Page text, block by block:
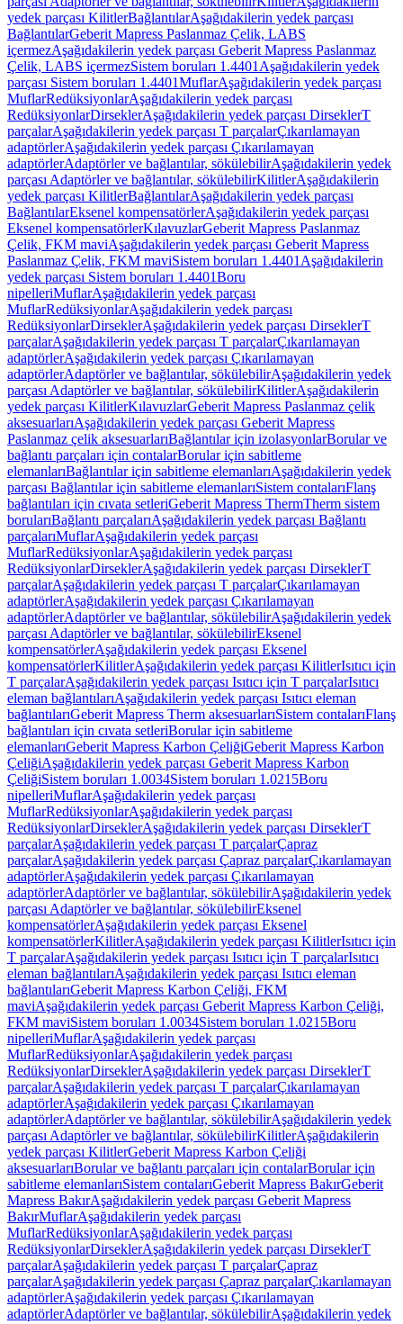
yedek parçası KilitlerBağlantılarAşağıdakilerin yedek parçası
BağlantılarGeberit Mapress Paslanmaz Çelik, LABS
içermezAşağıdakilerin yedek parçası Geberit Mapress Paslanmaz
Çelik, LABS içermezSistem boruları 1.4401 Aşağıdakilerin yedek
parçası Sistem boruları 1.4401MuflarAşağıdakilerin yedek parçası
MuflarRedüksiyonlarAşağıdakilerin yedek parçası
RedüksiyonlarDirseklerAşağıdakilerin yedek parçası DirseklerT
parçalarAşağıdakilerin yedek parçası T parçalarÇıkarılamayan
adaptörlerAşağıdakilerin yedek parçası Çıkarılamayan
adaptörlerAdaptörler ve bağlantılar, sökülebilirAşağıdakilerin yedek
parçası Adaptörler ve bağlantılar, sökülebilirKilitlerAşağıdakilerin
yedek parçası KilitlerBağlantılarAşağıdakilerin yedek parçası
BağlantılarEksenel kompensatörlerAşağıdakilerin yedek parçası
Eksenel kompensatörlerKılavuzlarGeberit Mapress Paslanmaz
Çelik, FKM maviAşağıdakilerin yedek parçası Geberit Mapress
Paslanmaz Çelik, FKM maviSistem boruları 1.4401 Aşağıdakilerin
yedek parçası Sistem boruları 1.4401Boru
nipelleriMuflarAşağıdakilerin yedek parçası
MuflarRedüksiyonlarAşağıdakilerin yedek parçası
RedüksiyonlarDirseklerAşağıdakilerin yedek parçası DirseklerT
parçalarAşağıdakilerin yedek parçası T parçalarÇıkarılamayan
adaptörlerAşağıdakilerin yedek parçası Çıkarılamayan
adaptörlerAdaptörler ve bağlantılar, sökülebilirAşağıdakilerin yedek
parçası Adaptörler ve bağlantılar, sökülebilirKilitlerAşağıdakilerin
yedek parçası KilitlerKılavuzlarGeberit Mapress Paslanmaz çelik
aksesuarlarıAşağıdakilerin yedek parçası Geberit Mapress
Paslanmaz çelik aksesuarlarıBağlantılar için izolasyonlarBorular ve
bağlantı parçaları için contalarBorular için sabitleme
elemanlarıBağlantılar için sabitleme elemanlarıAşağıdakilerin yedek
parçası Bağlantılar için sabitleme elemanlarıSistem contalarıFlanş
bağlantıları için cıvata setleriGeberit Mapress ThermTherm sistem
borularıBağlantı parçalarıAşağıdakilerin yedek parçası Bağlantı
parçalarıMuflarAşağıdakilerin yedek parçası
MuflarRedüksiyonlarAşağıdakilerin yedek parçası
RedüksiyonlarDirseklerAşağıdakilerin yedek parçası DirseklerT
parçalarAşağıdakilerin yedek parçası T parçalarÇıkarılamayan
adaptörlerAşağıdakilerin yedek parçası Çıkarılamayan
adaptörlerAdaptörler ve bağlantılar, sökülebilirAşağıdakilerin yedek
parçası Adaptörler ve bağlantılar, sökülebilirEksenel
kompensatörlerAşağıdakilerin yedek parçası Eksenel
kompensatörlerKilitlerAşağıdakilerin yedek parçası KilitlerIsıtıcı için
T parçalarAşağıdakilerin yedek parçası Isıtıcı için T parçalarIsıtıcı
eleman bağlantılarıAşağıdakilerin yedek parçası Isıtıcı eleman
bağlantılarıGeberit Mapress Therm aksesuarlarıSistem contalarıFlanş
bağlantıları için cıvata setleriBorular için sabitleme
elemanlarıGeberit Mapress Karbon ÇeliğiGeberit Mapress Karbon
ÇeliğiAşağıdakilerin yedek parçası Geberit Mapress Karbon
ÇeliğiSistem boruları 1.0034Sistem boruları 1.0215Boru
nipelleriMuflarAşağıdakilerin yedek parçası
MuflarRedüksiyonlarAşağıdakilerin yedek parçası
RedüksiyonlarDirseklerAşağıdakilerin yedek parçası DirseklerT
parçalarAşağıdakilerin yedek parçası T parçalarÇapraz
parçalarAşağıdakilerin yedek parçası Çapraz parçalarÇıkarılamayan
adaptörlerAşağıdakilerin yedek parçası Çıkarılamayan
adaptörlerAdaptörler ve bağlantılar, sökülebilirAşağıdakilerin yedek
parçası Adaptörler ve bağlantılar, sökülebilirEksenel
kompensatörlerAşağıdakilerin yedek parçası Eksenel
kompensatörlerKilitlerAşağıdakilerin yedek parçası KilitlerIsıtıcı için
T parçalarAşağıdakilerin yedek parçası Isıtıcı için T parçalarIsıtıcı
eleman bağlantılarıAşağıdakilerin yedek parçası Isıtıcı eleman
bağlantılarıGeberit Mapress Karbon Çeliği, FKM
maviAşağıdakilerin yedek parçası Geberit Mapress Karbon Çeliği,
FKM maviSistem boruları 1.0034Sistem boruları 1.0215Boru
nipelleriMuflarAşağıdakilerin yedek parçası
MuflarRedüksiyonlarAşağıdakilerin yedek parçası
RedüksiyonlarDirseklerAşağıdakilerin yedek parçası DirseklerT
parçalarAşağıdakilerin yedek parçası T parçalarÇıkarılamayan
adaptörlerAşağıdakilerin yedek parçası Çıkarılamayan
adaptörlerAdaptörler ve bağlantılar, sökülebilirAşağıdakilerin yedek
parçası Adaptörler ve bağlantılar, sökülebilirKilitlerAşağıdakilerin
yedek parçası KilitlerGeberit Mapress Karbon Çeliği
aksesuarlarıBorular ve bağlantı parçaları için contalarBorular için
sabitleme elemanlarıSistem contalarıGeberit Mapress BakırGeberit
Mapress BakırAşağıdakilerin yedek parçası Geberit Mapress
BakırMuflarAşağıdakilerin yedek parçası
MuflarRedüksiyonlarAşağıdakilerin yedek parçası
RedüksiyonlarDirseklerAşağıdakilerin yedek parçası DirseklerT
parçalarAşağıdakilerin yedek parçası T parçalarÇapraz
parçalarAşağıdakilerin yedek parçası Çapraz parçalarÇıkarılamayan
adaptörlerAşağıdakilerin yedek parçası Çıkarılamayan
adaptörlerAdaptörler ve bağlantılar, sökülebilirAşağıdakilerin yedek